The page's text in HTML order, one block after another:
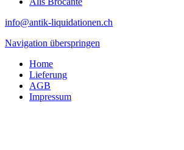
info@antik-liquidationen.ch
Navigation überspringen
Home
Lieferung
AGB
Impressum